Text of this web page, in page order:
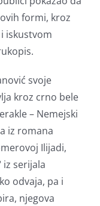
formi, kroz
iskustvom
svoje
kroz crno bele
– Nemejski
iz romana
Ilijadi,
iz serijala
odvaja, pa i
njegova